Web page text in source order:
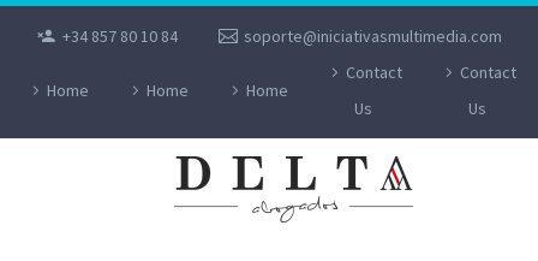
+34 857 80 10 84 soporte@iniciativasmultimedia.com
Home Home Home
Contact
Us
Contact
Us
LAS MADRES PODRÁN DEDUCIRSE LOS